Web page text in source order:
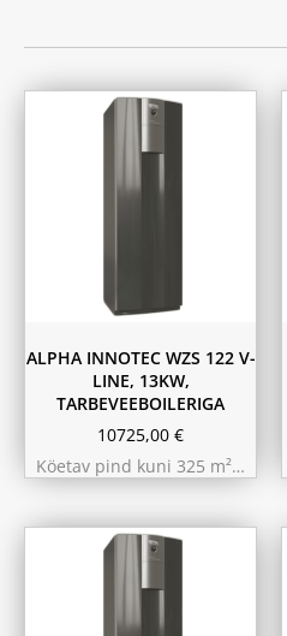
ALPHA INNOTEC WZS 122 V-
LINE, 13KW,
TARBEVEEBOILERIGA
10725,00 €
Köetav pind kuni 325 m²…